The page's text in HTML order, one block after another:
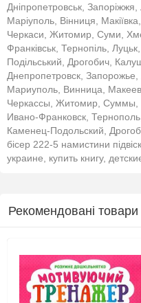
Дніпропетровськ, Запоріжжя,
Маріуполь, Вінниця,
Черкаси, Житомир, Суми,
Франківськ, Тернопіль,
Подільський, Дрогобич,
Днепропетровск, Запорожье,
Мариуполь, Винница,
Черкассы, Житомир, Суммы,
Ивано-Франковск,
Каменец-Подольский,
бісер 222-5 намистини
украине, купить книгу,
Рекомендовані товари